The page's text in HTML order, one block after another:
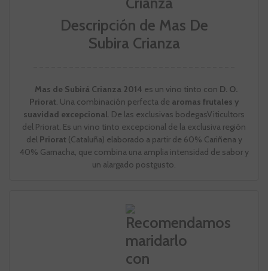
Descripción de Mas De
Subira Crianza
Mas de Subirá Crianza 2014 es un vino tinto con D. O.
Priorat. Una combinación perfecta de aromas frutales y
suavidad excepcional. De las exclusivas bodegasViticultors
del Priorat. Es un vino tinto excepcional de la exclusiva región
del Priorat (Cataluña) elaborado a partir de 60% Cariñena y
40% Garnacha, que combina una amplia intensidad de sabor y
un alargado postgusto.